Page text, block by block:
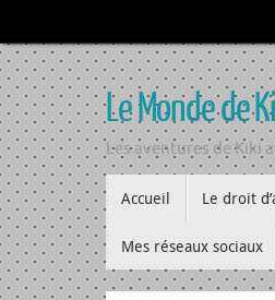
au
contenu
Le Monde de
Les aventures de Kiki
au
contenu
Accueil Le droit
Mes réseaux sociaux